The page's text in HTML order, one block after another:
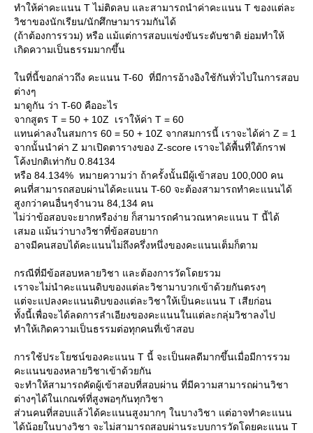
ทำให้ค่าคะแนน T ไม่ติดลบ และสามารถนำค่าคะแนน T ของแต่ละ
วิชาของนักเรียน/นักศึกษามารวมกันได้
(ถ้าต้องการรวม) หรือ แม้แต่การสอบแข่งขันระดับชาติ ย่อมทำให้
เกิดความเป็นธรรมมากขึ้น
นที่นี้ขอกล่าวถึง คะแนน T-60 ที่มีการอ้างอิงใช้กันทั่วไปในการสอบ
ต่างๆ
มาดูกัน ว่า T-60 คืออะไร
จากสูตร T = 50 + 10Z เราให้ค่า T = 60
ทนค่าลงในสมการ 60 = 50 + 10Z จากสมการนี้ เราจะได้ค่า Z = 1
จากนั้นนำค่า Z มาเปิดตารางของ Z-score เราจะได้พื้นที่ใต้กราฟ
ค้งปกติเท่ากับ 0.84134
หรือ 84.134% หมายความว่า ถ้าครั้งนั้นมีผู้เข้าสอบ 100,000 คน
คนที่สามารถสอบผ่านได้คะแนน T-60 จะต้องสามารถทำคะแนนได้
สูงกว่าคนอื่นๆจำนวน 84,134 คน
ไม่ว่าข้อสอบจะยากหรือง่าย ก็สามารถคำนวณหาคะแนน T นี้ได้
เสมอ แม้นว่าบางวิชาที่ข้อสอบยาก
อาจมีคนสอบได้คะแนนไม่ถึงครึ่งหนึ่งของคะแนนเต็มก็ตาม
กรณีที่มีข้อสอบหลายวิชา และต้องการวัดโดยรวม
เราจะไม่นำคะแนนดิบของแต่ละวิชามาบวกเข้าด้วยกันตรงๆ
ต่จะแปลงคะแนนดิบของแต่ละวิชาให้เป็นคะแนน T เสียก่อน
ทั้งนี้เพื่อจะได้ลดการลำเอียงของคะแนนในแต่ละกลุ่มวิชาลงไป
ทำให้เกิดความเป็นธรรมต่อทุกคนที่เข้าสอบ
การใช้ประโยชน์ของคะแนน T นี้ จะเป็นผลดีมากขึ้นเมื่อมีการรวม
คะแนนของหลายวิชาเข้าด้วยกัน
จะทำให้สามารถคัดผู้เข้าสอบที่สอบผ่าน ที่มีความสามารถผ่านวิชา
ต่างๆได้ในเกณฑ์ที่สูงพอๆกันทุกวิชา
ส่วนคนที่สอบแล้วได้คะแนนสูงมากๆ ในบางวิชา แต่อาจทำคะแนน
ได้น้อยในบางวิชา จะไม่สามารถสอบผ่านระบบการวัดโดยคะแนน T